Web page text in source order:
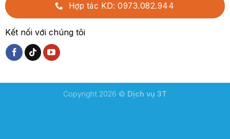
Hợp tác KD: 0973.082.944
Kết nối với chúng tôi
Copyright 2026 © Dịch vụ 3T